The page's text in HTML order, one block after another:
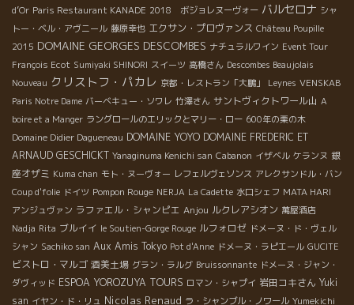
d’Or Paris Restaurant KANADE 2018 ボジョレヌーヴォー バルセロナ シャ
トー・ベル・アヴニール 藤原幸也 エクサン・プロヴァンス Château Poupille
2015 DOMAINE GEORGES DESCOMBES ナチュラルワイン Event Tour
François Ecot Sumiyaki SHINORI スイーツ 高橋さん Descombes Beaujolais
Nouveau クリストフ・パカレ 京都・レストラン「大鵬」 Leynes VENSKAB
Paris Notre Dame バーベキュー・ソワレ 竹澤さん サントヴィクトワール山 A
boire et a Manger ラングロールのエリックとマリー・ロー 600年の栗の木
Domaine Didier Dagueneau DOMAINE YOYO DOMAINE FREDERIC ET
ARNAUD GESCHICKT Yanaginuma Kenichi san Cabanon イザベル ケランヌ 銀
座オザミ Kuma chan モト・ヌーヴォー レフェルヴェソンス アレクサンドル・バン
Coup d'folie ドイツ Pompon Rouge NERJA La Cadette 水口シェフ MATA HARI
アンジュヴァン ラファエル・シャンピエ Anjou ルクレアシオン 萬屋酒店
Nadja Rita ブルイイ le Soutien-Gorge Rouge ルフォロゼ ドメーヌ・ド・ヴェル
シャン Sachiko san Aux Amis Tokyo Pot d'Anne ドメーヌ・ラピエール GUCITE
ビストロ・マルゴ 酒美土場 グラン・ラルグ Bruissonnante ドメーヌ・ジャン・
ダヴィッド ESPOA YOROZUYA TOURS ロマン・シャプイ 岩田コキさん Yuki
san イヤン・ド・リュ Nicolas Renaud ラ・シャンブル・ノワール Yumekichi